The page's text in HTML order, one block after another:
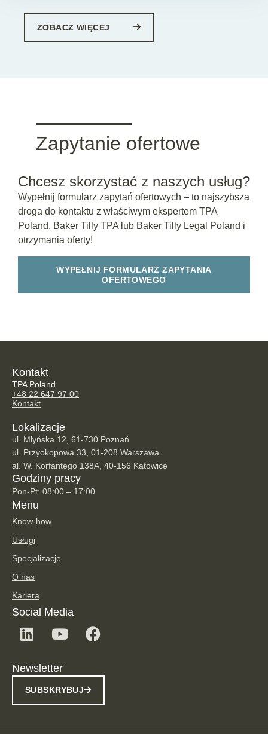
ZOBACZ WIĘCEJ
Zapytanie ofertowe
Chcesz skorzystać z naszych usług?
Wypełnij formularz zapytań ofertowych – to najszybsza
droga do kontaktu z właściwym ekspertem TPA
Poland, Baker Tilly TPA lub Baker Tilly Legal Poland i
otrzymania oferty!
WYPEŁNIJ FORMULARZ ZAPYTANIA
OFERTOWEGO
Kontakt
TPA Poland
+48 22 647 97 00
Kontakt
Lokalizacje
ul. Młyńska 12, 61-730 Poznań
ul. Przyokopowa 33, 01-208 Warszawa
al. W. Korfantego 138A, 40-156 Katowice
Godziny pracy
Pon-Pt: 08:00 – 17:00
Menu
Know-how
Usługi
Specjalizacje
O nas
Kariera
Social Media
Newsletter
SUBSKRYBUJ